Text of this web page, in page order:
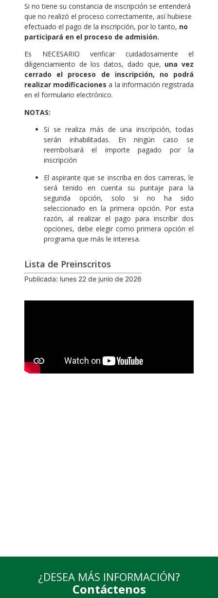
Si no tiene su constancia de inscripción se entenderá
que no realizó el proceso correctamente, así hubiese
efectuado el pago de la inscripción, por lo tanto, no
participará en el proceso de admisión.
Es NECESARIO verificar cuidadosamente el
diligenciamiento de los datos, dado que, una vez
cerrado el proceso de inscripción,
no podrá
realizar modificaciones a la información registrada
en el formulario electrónico.
NOTAS:
Si se realiza más de una inscripción, todas
serán inhabilitadas. En ningún caso se
reembolsará el importe pagado por la
inscripción
El aspirante que se inscriba en dos carreras, le
será tenido en cuenta su puntaje para la
segunda opción, solo si no ha sido
seleccionado en la primera opción. Por esta
razón, al realizar el pago para inscribir dos
opciones, debe elegir como primera opción el
programa que más le interesa.
Lista de Preinscritos
Publicada: lunes 22 de junio de 2026
¿DESEA MÁS INFORMACIÓN?
Contáctenos